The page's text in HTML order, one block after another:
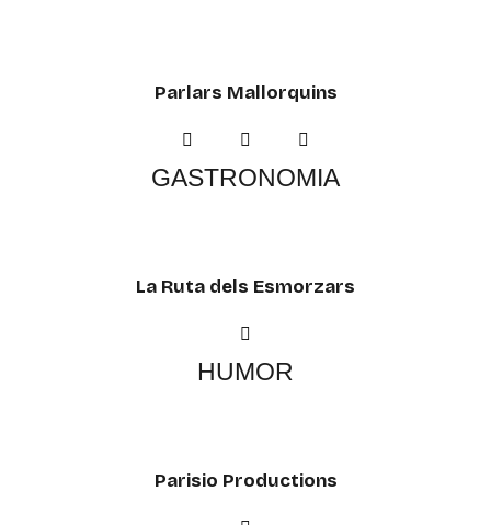
Parlars Mallorquins
GASTRONOMIA
La Ruta dels Esmorzars
HUMOR
Parisio Productions